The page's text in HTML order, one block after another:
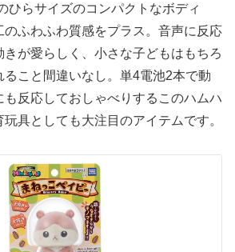
ひらサイズのコンパクトなボディ
のふわふわ質感をプラス。音声に反応
きが愛らしく、小さな子どもはもちろ
ること間違いなし。単4電池2本で動
反応しておしゃべりするこのハムハ
具としても大注目のアイテムです。